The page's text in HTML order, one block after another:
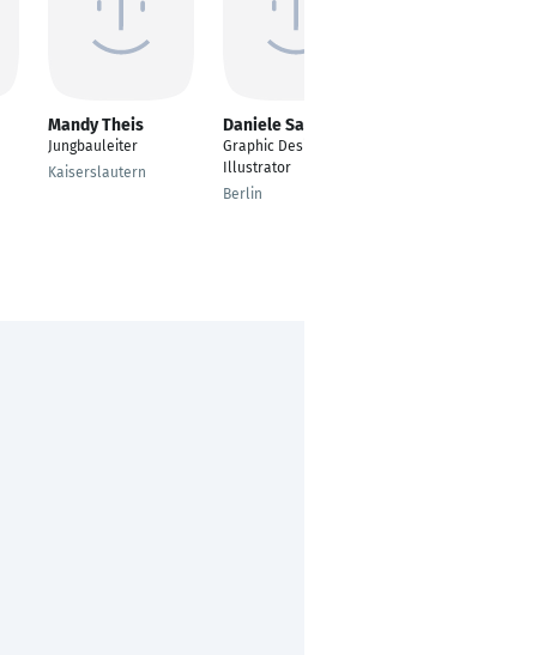
Mandy Theis
Jungbauleiter
Kaiserslautern
Daniele Sartirani
Graphic Designer,
Illustrator
Berlin